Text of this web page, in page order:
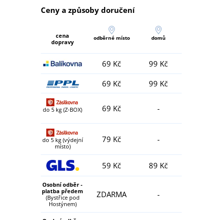
Ceny a způsoby doručení
cena
dopravy
odběrné místo domů
69 Kč
99 Kč
69 Kč
99 Kč
do 5 kg (Z-BOX) 69 Kč -
do 5 kg (výdejní
místo)
79 Kč -
59 Kč 89 Kč
Osobní odběr -
platba předem
(Bystřice pod
Hostýnem)
ZDARMA -